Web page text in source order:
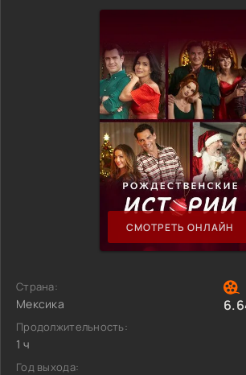
СМОТРЕТЬ ОНЛАЙН
Страна:
Мексика
Продолжительность:
1 ч
Год выхода: